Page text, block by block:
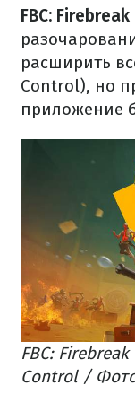
FBC: Firebreak
расширить
Control), но
приложение
FBC:
Control /